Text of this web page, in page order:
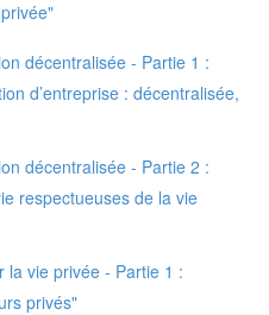
décentralisée - Partie 1 :
d’entreprise : décentralisée,
décentralisée - Partie 2 :
respectueuses de la vie
la vie privée - Partie 1 :
privés"